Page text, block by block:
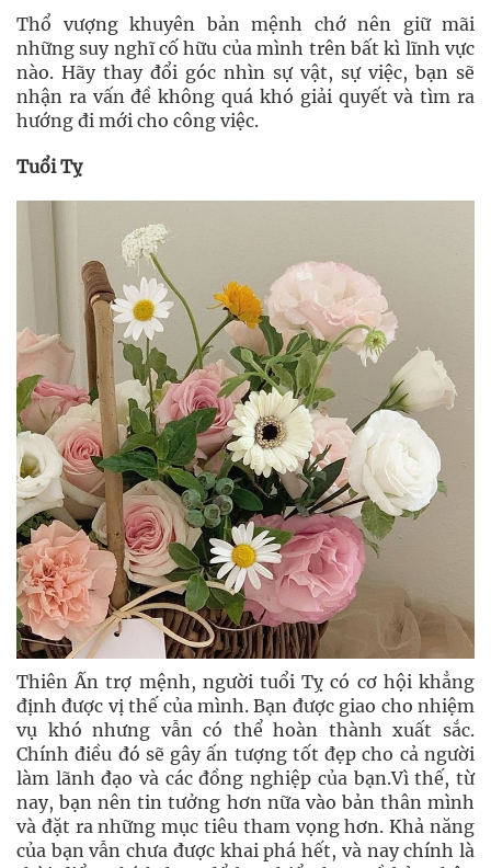
Thổ vượng khuyên bản mệnh chớ nên giữ mãi
những suy nghĩ cố hữu của mình trên bất kì lĩnh vực
nào. Hãy thay đổi góc nhìn sự vật, sự việc, bạn sẽ
nhận ra vấn đề không quá khó giải quyết và tìm ra
hướng đi mới cho công việc.
Tuổi Tỵ
Thiên Ấn trợ mệnh, người tuổi Tỵ có cơ hội khẳng
định được vị thế của mình. Bạn được giao cho nhiệm
vụ khó nhưng vẫn có thể hoàn thành xuất sắc.
Chính điều đó sẽ gây ấn tượng tốt đẹp cho cả người
làm lãnh đạo và các đồng nghiệp của bạn.Vì thế, từ
nay, bạn nên tin tưởng hơn nữa vào bản thân mình
và đặt ra những mục tiêu tham vọng hơn. Khả năng
của bạn vẫn chưa được khai phá hết, và nay chính là